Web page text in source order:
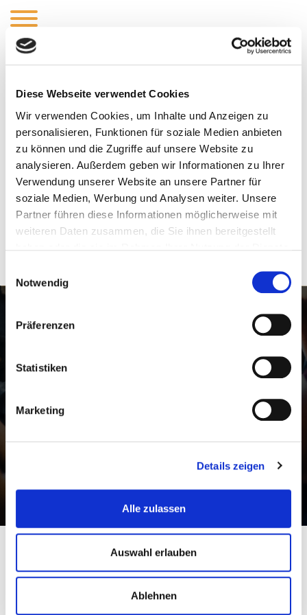
Diese Webseite verwendet Cookies
Wir verwenden Cookies, um Inhalte und Anzeigen zu
personalisieren, Funktionen für soziale Medien anbieten
zu können und die Zugriffe auf unsere Website zu
analysieren. Außerdem geben wir Informationen zu Ihrer
Verwendung unserer Website an unsere Partner für
soziale Medien, Werbung und Analysen weiter. Unsere
Partner führen diese Informationen möglicherweise mit
weiteren Daten zusammen, die Sie ihnen bereitgestellt
Notwendig
Präferenzen
Statistiken
Marketing
Details zeigen
Alle zulassen
Auswahl erlauben
Ablehnen
Year of No Light
(Stout - Imperial / Double
Our straight up, no nonsense Imperial stout. Full of roast
character with hints of chocolate and coffee.
ABV: 9% IBU:
Wir freuen uns auf
Anfragen aller Art!
Craftbeer Corner Coeln GmbH
01634219870